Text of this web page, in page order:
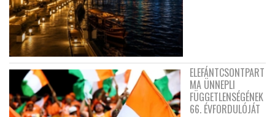
ELEFÁNTCSONTPART
MA ÜNNEPLI
FÜGGETLENSÉGÉNEK
66. ÉVFORDULÓJÁT